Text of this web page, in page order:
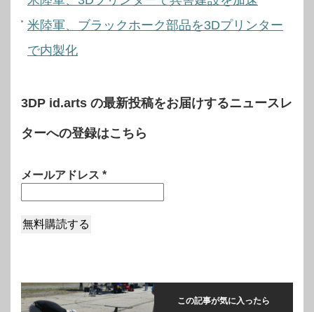
米陸軍、ブラックホーク部品を3Dプリンター
で内製化
3DP id.arts の最新投稿をお届けするニュースレ
ターへの登録はこちら
メールアドレス *
この記事が気に入ったら